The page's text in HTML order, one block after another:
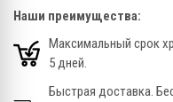
Наши преимущества:
Максимальный срок
5 дней.
Быстрая доставка.